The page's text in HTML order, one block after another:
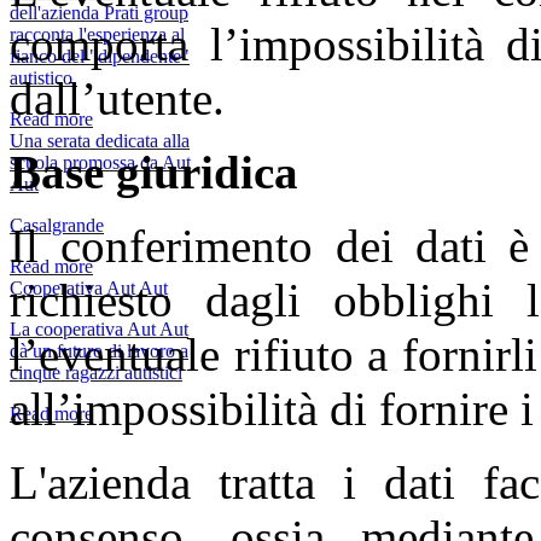
dell'azienda Prati group
racconta l'esperienza al
fianco del "dipendente"
autistico.
Read more
Una serata dedicata alla
scuola promossa da Aut
Aut
Casalgrande
Read more
Cooperativa Aut Aut
La cooperativa Aut Aut
dà un futuro di lavoro a
cinque ragazzi autistici
Read more
comporta l’impossibilità
dall’utente.
Base giuridica
Il conferimento dei dati
richiesto dagli obblighi
l’eventuale rifiuto a
all’impossibilità di fornire
L'azienda tratta i dati